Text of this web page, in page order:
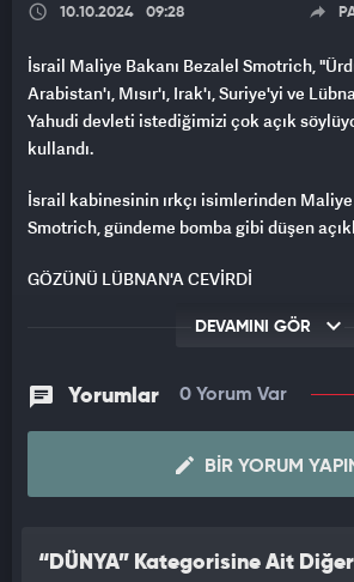
10.10.2024 09:28
İsrail Maliye Bakanı Bezalel Smotrich,
Arabistan'ı, Mısır'ı, Irak'ı, Suriye'yi ve
Yahudi devleti istediğimizi çok açık
kullandı.
İsrail kabinesinin ırkçı isimlerinden Maliye
Smotrich, gündeme bomba gibi düşen
GÖZÜNÜ LÜBNAN'A ÇEVİRDİ
Gazze ve Batı Şeria'dan sonra yönünü
yönelik ölümcül saldırılar düzenliyor.
liderlerini hedef alıyoruz deyip yüzlerce
devletine karşı aynen Gazze'de olduğu
"Vadedilmiş topraklar" hayali kuranlardan
Itamar Ben-Gvir ile beraber en az
Netanyahu kadar radikal fikirleri olan
DEVAMINI GÖR
Yorumlar 0 Yorum Var
BIR YORUM
“DÜNYA” Kategorisine Ait